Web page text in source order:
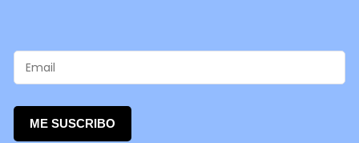
ME SUSCRIBO